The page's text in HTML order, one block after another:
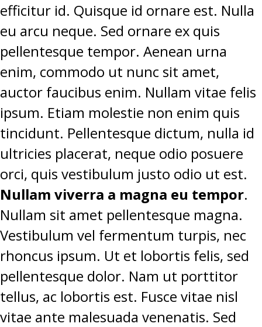
efficitur id. Quisque id ornare est. Nulla
eu arcu neque. Sed ornare ex quis
pellentesque tempor. Aenean urna
enim, commodo ut nunc sit amet,
auctor faucibus enim. Nullam vitae felis
ipsum. Etiam molestie non enim quis
tincidunt. Pellentesque dictum, nulla id
ultricies placerat, neque odio posuere
orci, quis vestibulum justo odio ut est.
Nullam viverra a magna eu tempor.
Nullam sit amet pellentesque magna.
Vestibulum vel fermentum turpis, nec
rhoncus ipsum. Ut et lobortis felis, sed
pellentesque dolor. Nam ut porttitor
tellus, ac lobortis est. Fusce vitae nisl
vitae ante malesuada venenatis. Sed